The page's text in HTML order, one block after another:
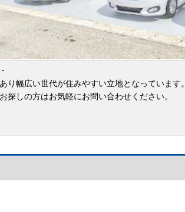
り幅広い世代が住みやすい立地となっています。
探しの方はお気軽にお問い合わせください。